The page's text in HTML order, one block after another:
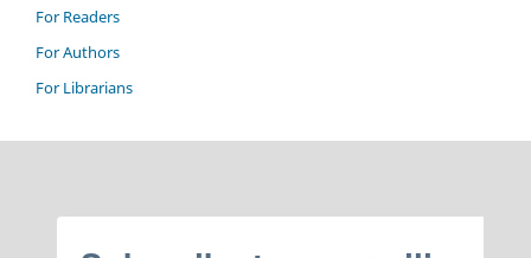
For Readers
For Authors
For Librarians